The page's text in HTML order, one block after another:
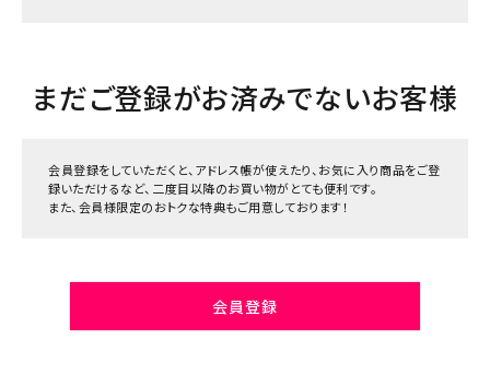
ACCOUNT MENU
ログイン person 会員登録
まだご登録がお済みでないお客様
会員登録をしていただくと、アドレス帳が使えたり、お気に入り商品をご登
録いただけるなど、二度目以降のお買い物がとても便利です。
また、会員様限定のおトクな特典もご用意しております！
会員登録